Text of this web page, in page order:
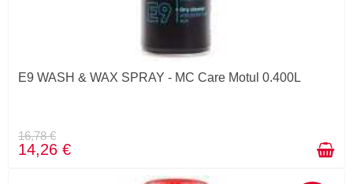
E9 WASH & WAX SPRAY - MC Care Motul 0.400L
16,78 €
14,26 €